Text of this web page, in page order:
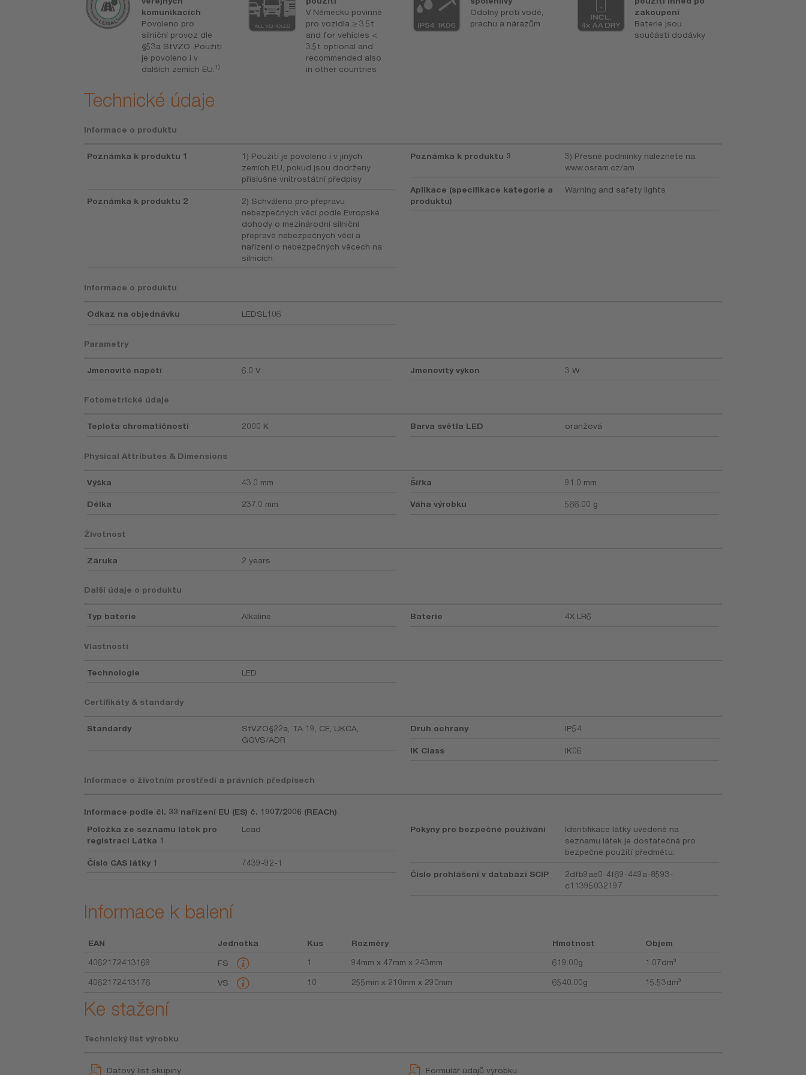
komunikacích
Povoleno pro
silniční provoz dle
§53a StVZO. Použití
je povoleno i v
dalších zemích EU.1)
V Německu povinné
pro vozidla ≥ 3.5t
and for vehicles <
3.5t optional and
recommended also
in other countries
Odolný proti vodě,
prachu a nárazům
zakoupení
Baterie jsou
součástí dodávky
Technické údaje
Informace o produktu
Poznámka k produktu 1
1) Použití je povoleno i v jiných
zemích EU, pokud jsou dodrženy
příslušné vnitrostátní předpisy
Poznámka k produktu 2
2) Schváleno pro přepravu
nebezpečných věcí podle Evropské
dohody o mezinárodní silniční
přepravě nebezpečných věcí a
nařízení o nebezpečných věcech na
silnicích
Poznámka k produktu 3
3) Přesné podmínky naleznete na:
www.osram.cz/am
Aplikace (specifikace kategorie a
produktu)
Warning and safety lights
Informace o produktu
Odkaz na objednávku LEDSL106
Parametry
Jmenovité napětí 6.0 V Jmenovitý výkon 3 W
Fotometrické údaje
Teplota chromatičnosti 2000 K Barva světla LED oranžová
Physical Attributes & Dimensions
Výška 43.0 mm
Délka 237.0 mm
Šířka 91.0 mm
Váha výrobku 566.00 g
Životnost
Záruka 2 years
Další údaje o produktu
Typ baterie Alkaline Baterie 4X LR6
Vlastnosti
Technologie LED
Certifikáty & standardy
Standardy
StVZO§22a, TA 19, CE, UKCA,
GGVS/ADR
Druh ochrany IP54
IK Class IK06
Informace o životním prostředí a právních předpisech
Informace podle čl. 33 nařízení EU (ES) č. 1907/2006 (REACh)
Položka ze seznamu látek pro
registraci Látka 1
Lead
Číslo CAS látky 1 7439-92-1
Pokyny pro bezpečné používání
Identifikace látky uvedené na
seznamu látek je dostatečná pro
bezpečné použití předmětu.
Číslo prohlášení v databázi SCIP
2dfb9ae0-4f69-449a-8593-
c11395032197
Informace k balení
EAN Jednotka Kus Rozměry Hmotnost
Objem
4062172413169
FS 1 94mm x 47mm x 243mm 619.00g 1.07dm³
4062172413176 VS 10 255mm x 210mm x 290mm 6540.00g 15.53dm³
Ke stažení
Technický list výrobku
Datový list skupiny Formulář údajů výrobku